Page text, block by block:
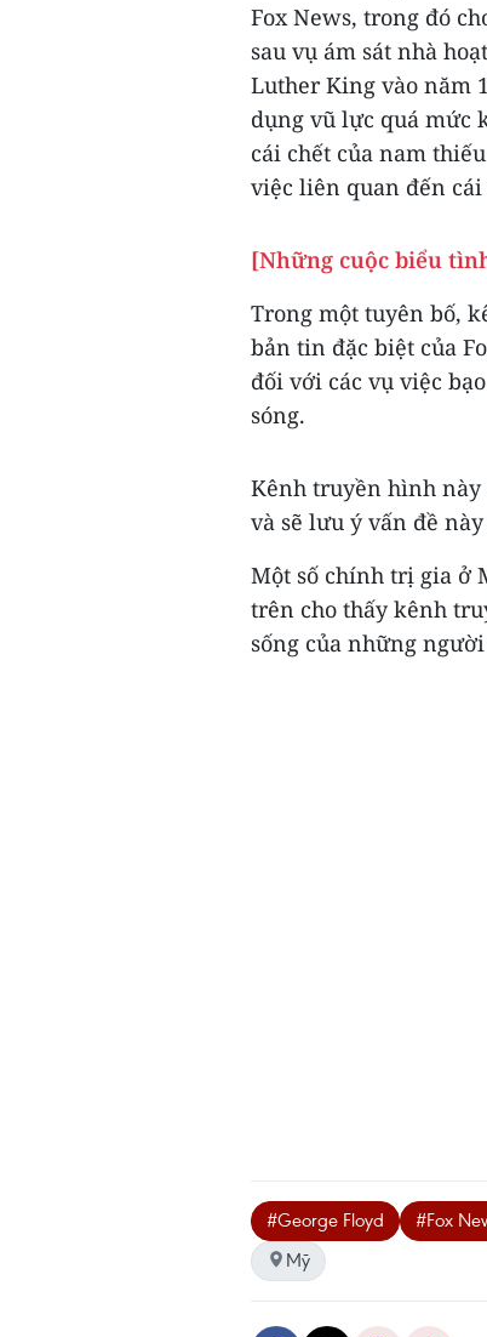
Fox News, trong đó
sau vụ ám sát nhà
Luther King vào năm
dụng vũ lực quá mức
cái chết của nam
việc liên quan đến cái
[Những cuộc biểu
Trong một tuyên bố,
bản tin đặc biệt của
đối với các vụ việc
sóng.
Kênh truyền hình
và sẽ lưu ý vấn đề
Một số chính trị gia ở
trên cho thấy kênh
sống của những
#George Floyd #Fox
Mỹ